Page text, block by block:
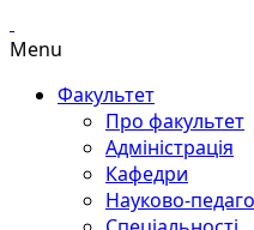
Menu
Факультет
Про факультет
Адміністрація
Кафедри
Науково-